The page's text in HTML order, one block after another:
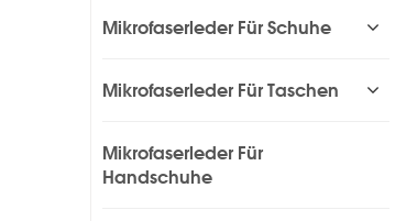
Mikrofaserleder Für Schuhe
Mikrofaserleder Für Taschen
Mikrofaserleder Für
Handschuhe